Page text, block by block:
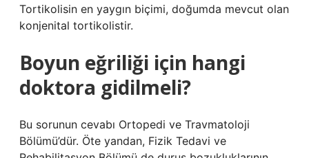
Tortikolisin en yaygın biçimi, doğumda mevcut olan
konjenital tortikolistir.
Boyun eğriliği için hangi
doktora gidilmeli?
Bu sorunun cevabı Ortopedi ve Travmatoloji
Bölümü’dür. Öte yandan, Fizik Tedavi ve